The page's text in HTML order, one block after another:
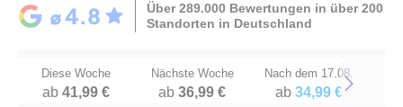
Über 289.000 Bewertungen in über 200
Standorten in Deutschland
Diese Woche
ab41,99 €
Nächste Woche
ab36,99 €
Nach dem 17.08.
ab 34,99 €Next